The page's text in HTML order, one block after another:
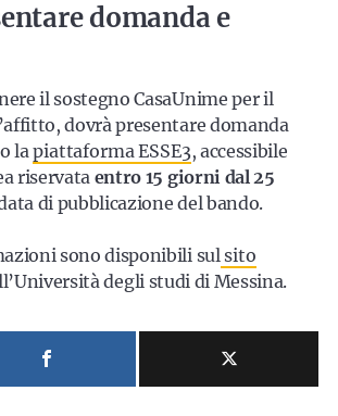
domanda e
il sostegno CasaUnime per il
dovrà presentare domanda
lapiattaforma ESSE3, accessibile
riservataentro 15 giorni dal 25
di pubblicazione del bando.
sono disponibili sulsito
degli studi di Messina.